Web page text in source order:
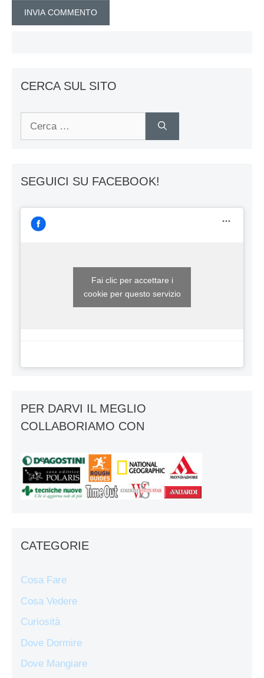
CERCA SUL SITO
SEGUICI SU FACEBOOK!
Fai clic per accettare i
cookie per questo servizio
PER DARVI IL MEGLIO
COLLABORIAMO CON
CATEGORIE
Cosa Fare
Cosa Vedere
Curiosità
Dove Dormire
Dove Mangiare